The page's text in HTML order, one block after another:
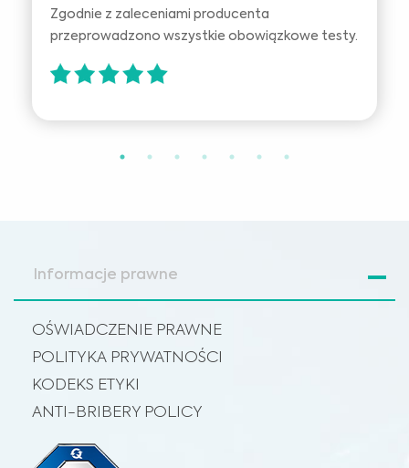
Zgodnie z zaleceniami producenta
przeprowadzono wszystkie obowiązkowe testy.
Informacje prawne
OŚWIADCZENIE PRAWNE
POLITYKA PRYWATNOŚCI
KODEKS ETYKI
ANTI-BRIBERY POLICY